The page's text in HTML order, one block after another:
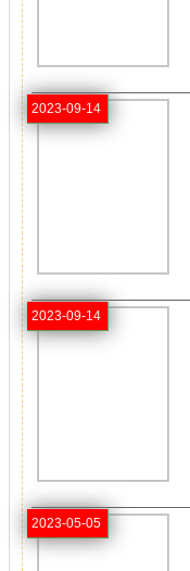
2023-09-14
2023-09-14
2023-05-05